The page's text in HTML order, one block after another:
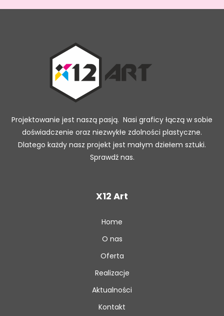
Projektowanie jest naszą pasją. Nasi graficy łączą w sobie
doświadczenie oraz niezwykłe zdolności plastyczne.
Dlatego każdy nasz projekt jest małym dziełem sztuki.
Sprawdź nas.
X12 Art
Home
O nas
Oferta
Realizacje
Aktualności
Kontakt